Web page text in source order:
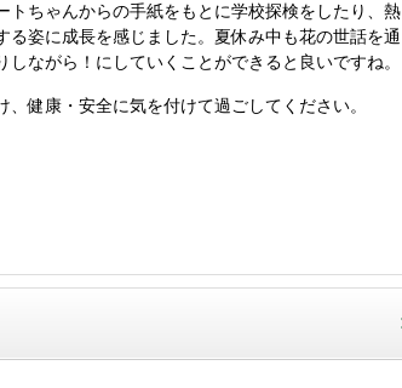
ちゃんからの手紙をもとに学校探検をしたり、熱
姿に成長を感じました。夏休み中も花の世話を通
ながら！にしていくことができると良いですね。
健康・安全に気を付けて過ごしてください。